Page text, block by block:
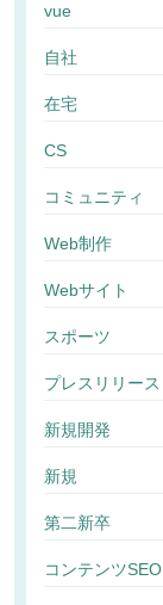
vue
自社
在宅
CS
コミュニティ
Web制作
Webサイト
スポーツ
プレスリリース
新規開発
新規
第二新卒
コンテンツSEO